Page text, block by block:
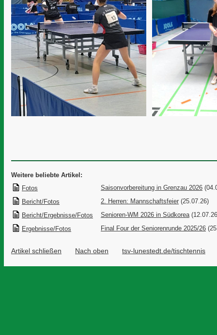
Weitere beliebte Artikel:
Fotos
Saisonvorbereitung in Grenzau 2026
Bericht/Fotos
2. Herren: Mannschaftsfeier (25.07.26)
Bericht/Ergebnisse/Fotos
Senioren-WM 2026 in Südkorea
Ergebnisse/Fotos
Final Four der Seniorenrunde 2025/26
Artikel schließen Nach oben tsv-lunestedt.de/tischtennis